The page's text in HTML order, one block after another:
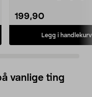
199,90
Legg i handlekurv
vanlige ting